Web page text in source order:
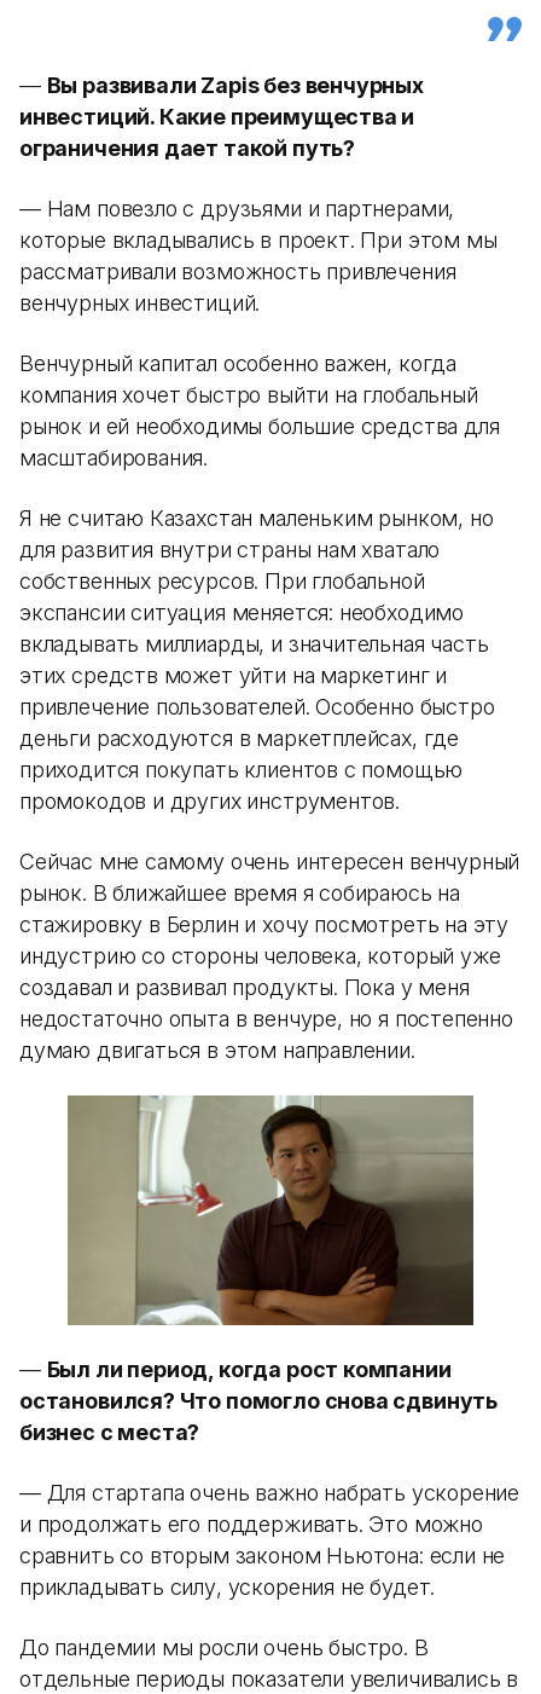
— Вы развивали Zapis без венчурных
инвестиций. Какие преимущества и
ограничения дает такой путь?
— Нам повезло с друзьями и партнерами,
которые вкладывались в проект. При этом мы
рассматривали возможность привлечения
венчурных инвестиций.
Венчурный капитал особенно важен, когда
компания хочет быстро выйти на глобальный
рынок и ей необходимы большие средства для
масштабирования.
Я не считаю Казахстан маленьким рынком, но
для развития внутри страны нам хватало
собственных ресурсов. При глобальной
экспансии ситуация меняется: необходимо
вкладывать миллиарды, и значительная часть
этих средств может уйти на маркетинг и
привлечение пользователей. Особенно быстро
деньги расходуются в маркетплейсах, где
приходится покупать клиентов с помощью
промокодов и других инструментов.
Сейчас мне самому очень интересен венчурный
рынок. В ближайшее время я собираюсь на
стажировку в Берлин и хочу посмотреть на эту
индустрию со стороны человека, который уже
создавал и развивал продукты. Пока у меня
недостаточно опыта в венчуре, но я постепенно
думаю двигаться в этом направлении.
— Был ли период, когда рост компании
остановился? Что помогло снова сдвинуть
бизнес с места?
— Для стартапа очень важно набрать ускорение
и продолжать его поддерживать. Это можно
сравнить со вторым законом Ньютона: если не
прикладывать силу, ускорения не будет.
До пандемии мы росли очень быстро. В
отдельные периоды показатели увеличивались в